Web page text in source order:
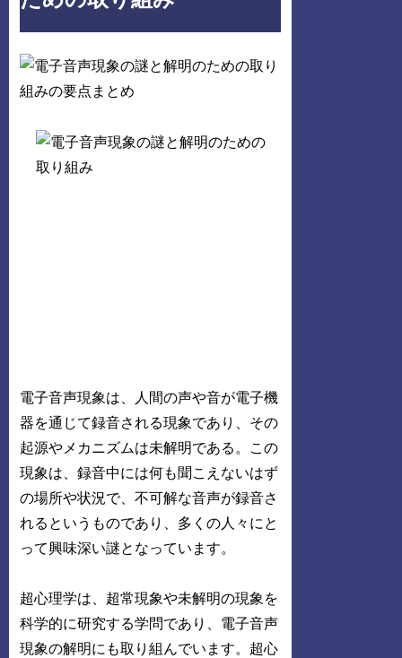
電子音声現象は、人間の声や音が電子機
器を通じて録音される現象であり、その
起源やメカニズムは未解明である。この
現象は、録音中には何も聞こえないはず
の場所や状況で、不可解な音声が録音さ
れるというものであり、多くの人々にと
って興味深い謎となっています。
超心理学は、超常現象や未解明の現象を
科学的に研究する学問であり、電子音声
現象の解明にも取り組んでいます。超心